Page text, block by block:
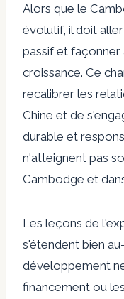
Alors que le
évolutif, il doit
passif et
croissance. Ce
recalibrer les
Chine et de
durable et
n'atteignent pas
Cambodge et
Les leçons de
s'étendent bien
développement
financement ou